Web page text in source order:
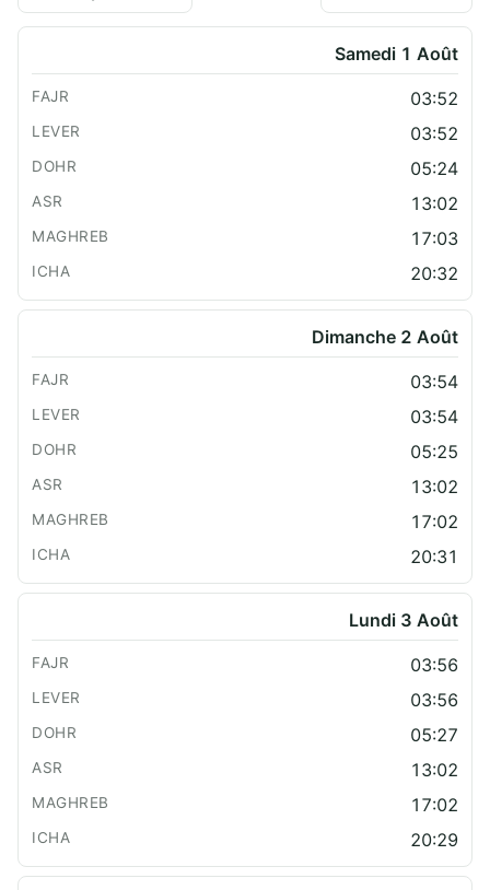
Samedi 1 Août
03:52
03:52
05:24
13:02
17:03
20:32
Dimanche 2 Août
03:54
03:54
05:25
13:02
17:02
20:31
Lundi 3 Août
03:56
03:56
05:27
13:02
17:02
20:29